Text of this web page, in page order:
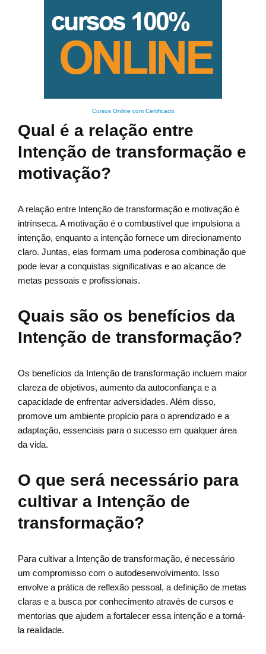
Cursos Online com Certificado
Qual é a relação entre
Intenção de transformação e
motivação?
A relação entre Intenção de transformação e motivação é
intrínseca. A motivação é o combustível que impulsiona a
intenção, enquanto a intenção fornece um direcionamento
claro. Juntas, elas formam uma poderosa combinação que
pode levar a conquistas significativas e ao alcance de
metas pessoais e profissionais.
Quais são os benefícios da
Intenção de transformação?
Os benefícios da Intenção de transformação incluem maior
clareza de objetivos, aumento da autoconfiança e a
capacidade de enfrentar adversidades. Além disso,
promove um ambiente propício para o aprendizado e a
adaptação, essenciais para o sucesso em qualquer área
da vida.
O que será necessário para
cultivar a Intenção de
transformação?
Para cultivar a Intenção de transformação, é necessário
um compromisso com o autodesenvolvimento. Isso
envolve a prática de reflexão pessoal, a definição de metas
claras e a busca por conhecimento através de cursos e
mentorias que ajudem a fortalecer essa intenção e a torná-
la realidade.